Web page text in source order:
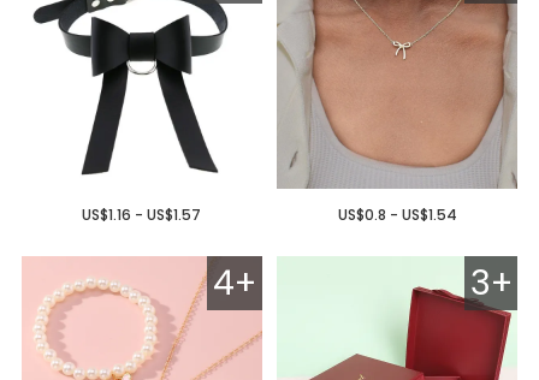
US$0.8 - US$1.54
US$1.16 - US$1.57
3+
4+